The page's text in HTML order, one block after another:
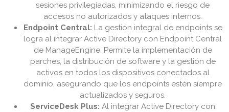
sesiones privilegiadas, minimizando el riesgo de
accesos no autorizados y ataques internos.
Endpoint Central: La gestión integral de endpoints se
logra al integrar Active Directory con Endpoint Central
de ManageEngine. Permite la implementación de
parches, la distribución de software y la gestión de
activos en todos los dispositivos conectados al
dominio, asegurando que los endpoints estén siempre
actualizados y seguros.
ServiceDesk Plus: Al integrar Active Directory con